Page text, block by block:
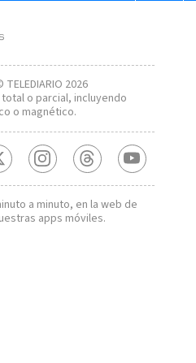
TELEDIARIO 2026
o parcial, incluyendo
o magnético.
a minuto, en la web de
apps móviles.